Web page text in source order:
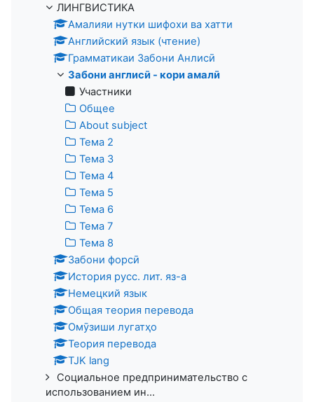
ЛИНГВИСТИКА
Амалияи нутки шифохи ва хатти
Английский язык (чтение)
Грамматикаи Забони Анлисӣ
Забони англисӣ - кори амалӣ
Участники
Общее
About subject
Тема 2
Тема 3
Тема 4
Тема 5
Тема 6
Тема 7
Тема 8
Забони форсӣ
История русс. лит. яз-а
Немецкий язык
Общая теория перевода
Омӯзиши лугатҳо
Теория перевода
TJK lang
Социальное предпринимательство с
использованием ин...